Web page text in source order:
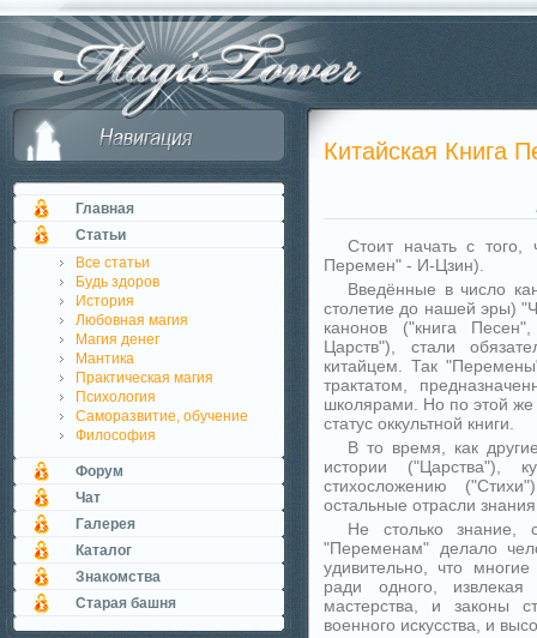
Главная
Статьи
Все статьи
Будь здоров
История
Любовная магия
Магия денег
Мантика
Практическая магия
Психология
Саморазвитие, обучение
Философия
Форум
Чат
Галерея
Каталог
Знакомства
Старая башня
Китайская Книга
Стоит начать с того,
Перемен" - И-Цзин).
Введённые в число
столетие до нашей эры)
канонов ("книга
Царств"), стали
китайцем. Так
трактатом,
школярами. Но по этой
статус оккультной книги.
В то время, как
истории ("Царства"),
стихосложению
остальные отрасли
Не столько знание,
"Переменам" делало
удивительно, что
ради одного,
мастерства, и законы
военного искусства, и